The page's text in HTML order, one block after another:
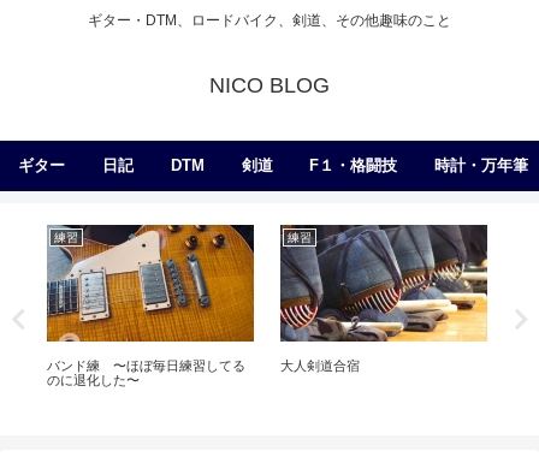
ギター・DTM、ロードバイク、剣道、その他趣味のこと
NICO BLOG
ギター 日記 DTM 剣道 F１・格闘技 時計・万年筆
練習
バンド練 〜ほぼ毎日練習してる
のに退化した〜
練習
大人剣道合宿